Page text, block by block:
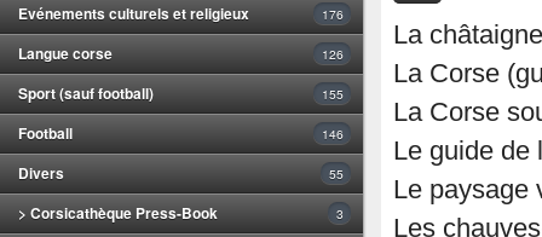
Evénements culturels et religieux 176
Langue corse 126
Sport (sauf football) 155
Football 146
Divers 55
> Corsicathèque Press-Book 3
La châtaigne
La Corse
La Corse
Le guide de
Le paysage
Les